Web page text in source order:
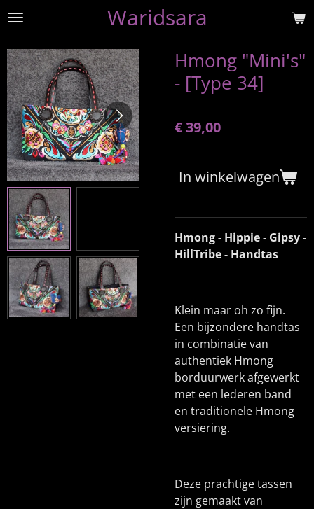
Ga
naar
de
hoofdinhoud
Waridsara
Hmong "Mini's"
- [Type 34]
€ 39,00
In winkelwagen
Hmong - Hippie - Gipsy -
HillTribe - Handtas
Klein maar oh zo fijn.
Een bijzondere handtas
in combinatie van
authentiek Hmong
borduurwerk afgewerkt
met een lederen band
en traditionele Hmong
versiering.
Deze prachtige tassen
zijn gemaakt van